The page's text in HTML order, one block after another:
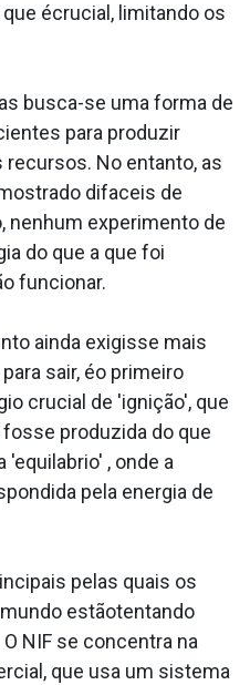
écrucial, limitando os
busca-se uma forma de
para produzir
No entanto, as
difa­ceis de
nenhum experimento de
do que a que foi
funcionar.
ainda exigisse mais
sair, éo primeiro
crucial de 'ignição', que
produzida do que
'equila­brio' , onde a
pela energia de
pelas quais os
estãotentando
NIF se concentra na
que usa um sistema